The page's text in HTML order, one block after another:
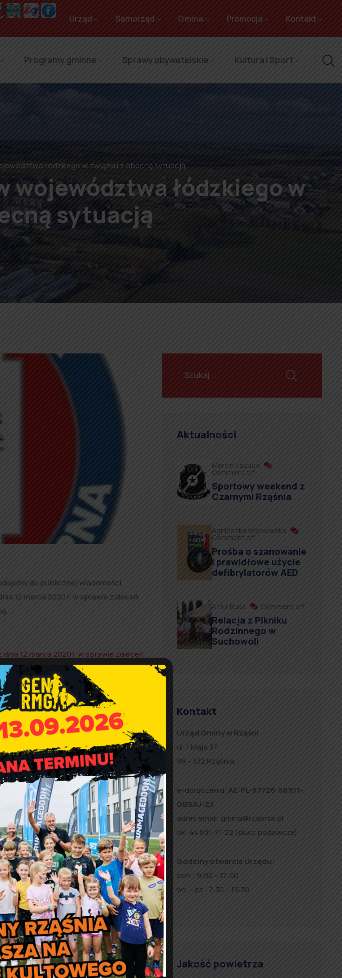
Urząd Samorząd Gmina Promocja Kontakt
Programy gminne Sprawy obywatelskie Kultura i Sport
łódzkiego w związku z obecną sytuacją
województwa łódzkiego w
sytuacją
do publicznej wiadomości
12 marca 2020 r. w sprawie zaleceń
12 marca 2020 r. w sprawie zaleceń
.
KRUS
Aktualności
Marcin Kazuba
Comment off
Sportowy weekend z
Czarnymi Rząśnia
Agnieszka Wiśniewska
Comment off
Prośba o szanowanie
i prawidłowe użycie
defibrylatorów AED
Artur Ruka Comment off
Relacja z Pikniku
Rodzinnego w
Suchowoli
Kontakt
Urząd Gminy w Rząśni
ul. 1 Maja 37
98 – 332 Rząśnia
e-doręczenia: AE:PL-57726-56911-
GBSAJ-23
adres email: gmina@rzasnia.pl
tel. 44 631-71-22 (biuro podawcze)
Godziny otwarcia Urzędu:
pon.: 9:00 – 17:00
wt. – pt.: 7:30 – 15:30
Jakość powietrza